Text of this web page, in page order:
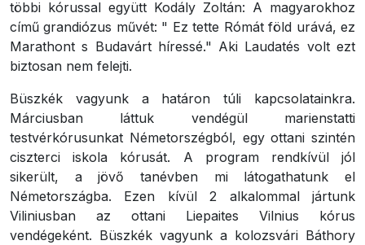
többi kórussal együtt Kodály Zoltán: A magyarokhoz
című grandiózus művét: " Ez tette Rómát föld urává, ez
Marathont s Budavárt híressé." Aki Laudatés volt ezt
biztosan nem felejti.
Büszkék vagyunk a határon túli kapcsolatainkra.
Márciusban láttuk vendégül marienstatti
testvérkórusunkat Németorszégból, egy ottani szintén
ciszterci iskola kórusát. A program rendkívül jól
sikerült, a jövő tanévben mi látogathatunk el
Németországba. Ezen kívül 2 alkalommal jártunk
Viliniusban az ottani Liepaites Vilnius kórus
vendégeként. Büszkék vagyunk a kolozsvári Báthory